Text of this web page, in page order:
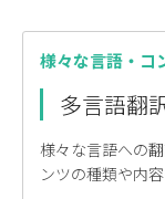
様々な言語・コ
多言語翻
様々な言語への
ンツの種類や内